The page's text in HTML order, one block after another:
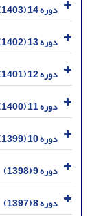
دوره 14 (1403)
دوره 13 (1402)
دوره 12 (1401)
دوره 11 (1400)
دوره 10 (1399)
دوره 9 (1398)
دوره 8 (1397)